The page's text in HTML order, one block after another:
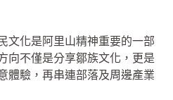
文化是阿里山精神重要的一部
向不僅是分享鄒族文化，更是
體驗，再串連部落及周邊產業